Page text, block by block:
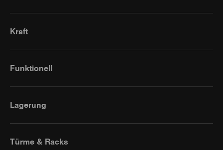
Kraft
Funktionell
Lagerung
Türme & Racks